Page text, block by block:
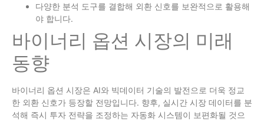
다양한 분석 도구를 결합해 외환 신호를 보완적으로 활용해
야 합니다.
바이너리 옵션 시장의 미래
동향
바이너리 옵션 시장은 AI와 빅데이터 기술의 발전으로 더욱 정교
한 외환 신호가 등장할 전망입니다. 향후, 실시간 시장 데이터를 분
석해 즉시 투자 전략을 조정하는 자동화 시스템이 보편화될 것으